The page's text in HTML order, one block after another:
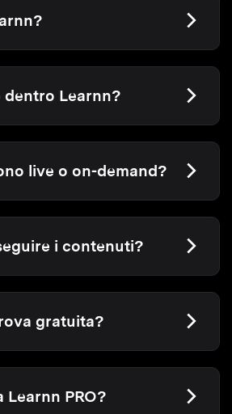
Learnn?
live o on-demand?
i contenuti?
gratuita?
PRO?